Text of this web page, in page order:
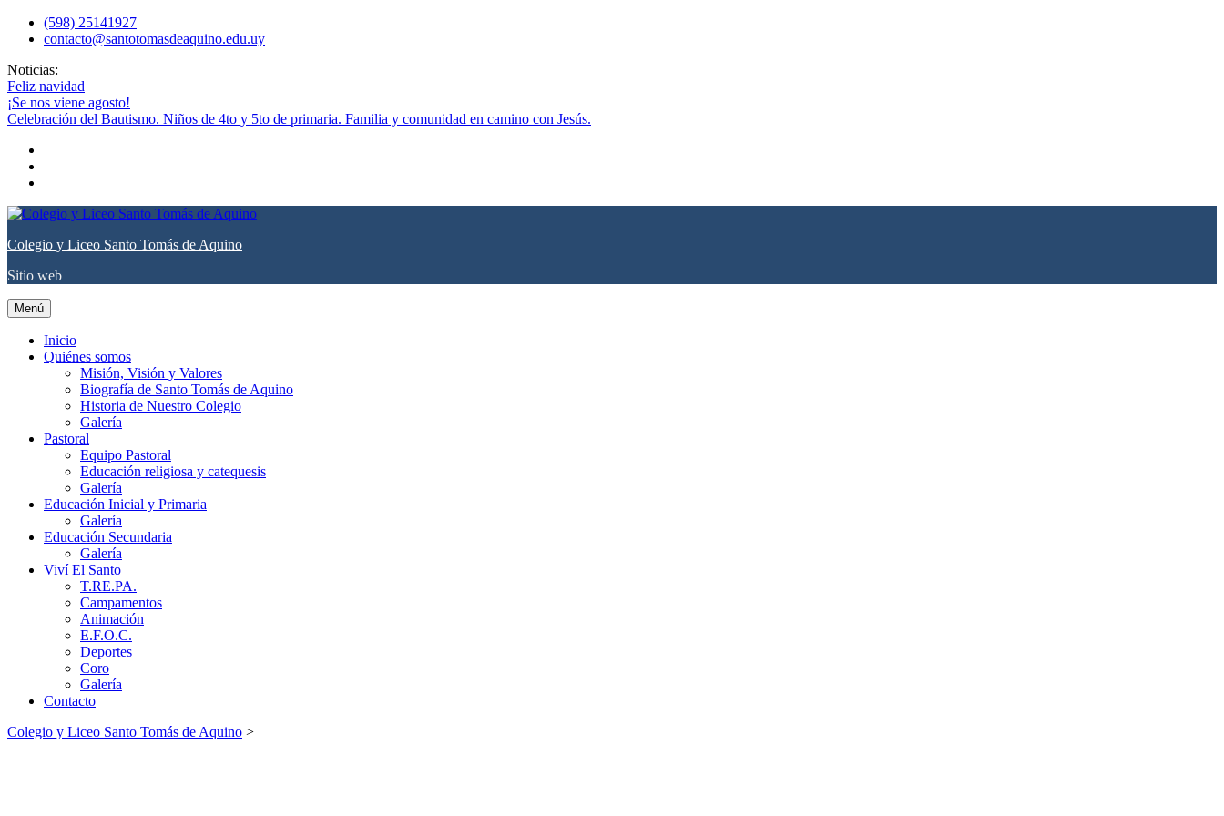
saltar
(598) 25141927
contacto@santotomasdeaquino.edu.uy
Noticias:
Feliz navidad
¡Se nos viene agosto!
Celebración del Bautismo. Niños de 4to y 5to de primaria. Familia y comunidad en camino con Jesús.
Colegio y Liceo Santo Tomás de Aquino
Sitio web
Menú
Inicio
Quiénes somos
Misión, Visión y Valores
Biografía de Santo Tomás de Aquino
Historia de Nuestro Colegio
Galería
Pastoral
Equipo Pastoral
Educación religiosa y catequesis
Galería
Educación Inicial y Primaria
Galería
Educación Secundaria
Galería
Viví El Santo
T.RE.PA.
Campamentos
Animación
E.F.O.C.
Deportes
Coro
Galería
Contacto
Colegio y Liceo Santo Tomás de Aquino >